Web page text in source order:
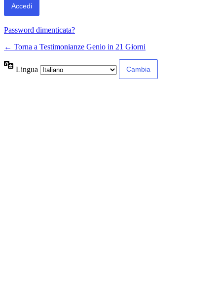
Password dimenticata?
← Torna a Testimonianze Genio in 21 Giorni
Lingua